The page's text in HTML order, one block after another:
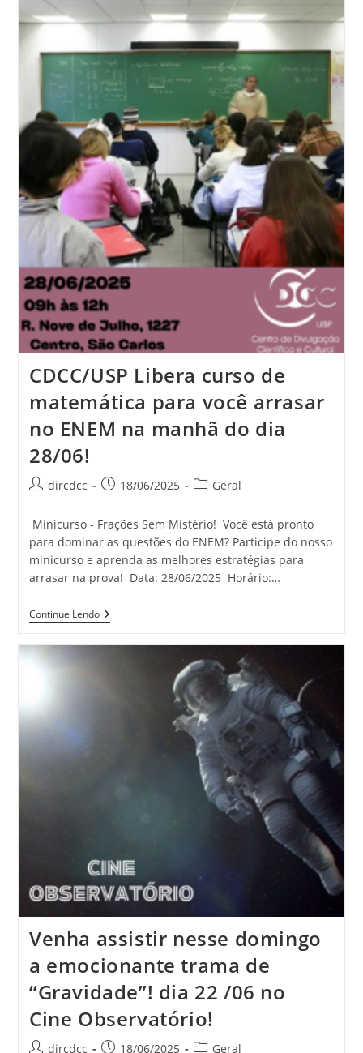
CDCC/USP Libera curso de
matemática para você arrasar
no ENEM na manhã do dia
28/06!
dircdcc 18/06/2025 Geral
Minicurso - Frações Sem Mistério! Você está pronto
para dominar as questões do ENEM? Participe do nosso
minicurso e aprenda as melhores estratégias para
arrasar na prova! Data: 28/06/2025 Horário:…
Continue Lendo
Venha assistir nesse domingo
a emocionante trama de
“Gravidade”! dia 22 /06 no
Cine Observatório!
dircdcc 18/06/2025 Geral